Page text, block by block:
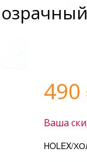
490
Ваша
HOLEX/